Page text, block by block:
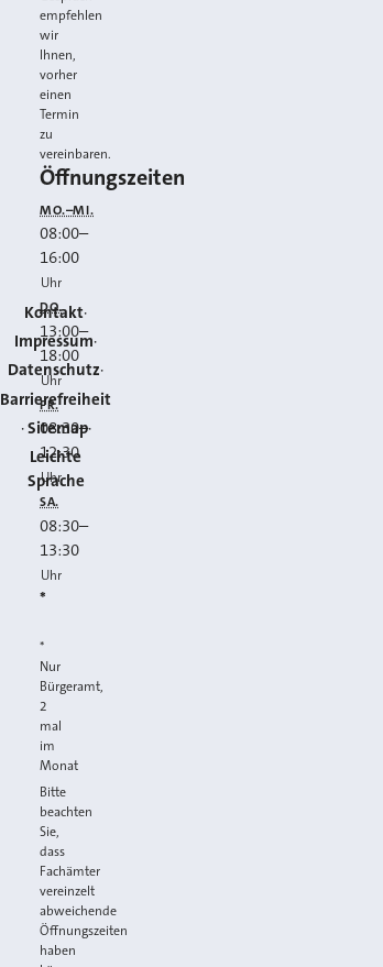
Kontakt
Impressum
Datenschutz
Barrierefreiheit
Sitemap
Leichte
Sprache
empfehlen
wir
Ihnen,
vorher
einen
Termin
zu
vereinbaren.
Öffnungszeiten
MO.–MI.
08:00–
16:00
Uhr
DO.
13:00–
18:00
Uhr
FR.
08:30–
12:30
Uhr
SA.
08:30–
13:30
Uhr
*
*
Nur
Bürgeramt,
2
mal
im
Monat
Bitte
beachten
Sie,
dass
Fachämter
vereinzelt
abweichende
Öffnungszeiten
haben